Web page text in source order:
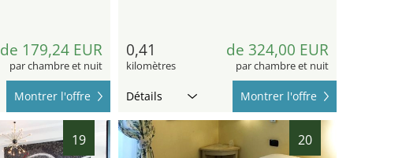
de 179,24 EUR
par chambre et nuit
Montrer l'offre
0,41
kilomètres
de 324,00 EUR
par chambre et nuit
Détails Montrer l'offre
19 20